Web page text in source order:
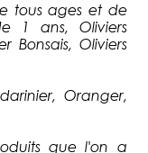
tous ages et de
1 ans, Oliviers
Bonsais, Oliviers
Oranger,
que l'on a